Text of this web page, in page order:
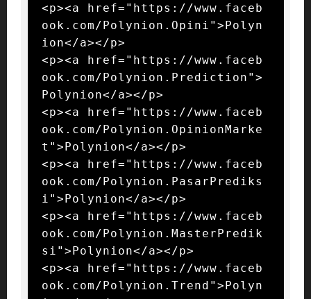
<p><a href="https://www.faceb
ook.com/Polynion.Opini">Polyn
ion</a></p>
<p><a href="https://www.faceb
ook.com/Polynion.Prediction">
Polynion</a></p>
<p><a href="https://www.faceb
ook.com/Polynion.OpinionMarke
t">Polynion</a></p>
<p><a href="https://www.faceb
ook.com/Polynion.PasarPrediks
i">Polynion</a></p>
<p><a href="https://www.faceb
ook.com/Polynion.MasterPredik
si">Polynion</a></p>
<p><a href="https://www.faceb
ook.com/Polynion.Trend">Polyn